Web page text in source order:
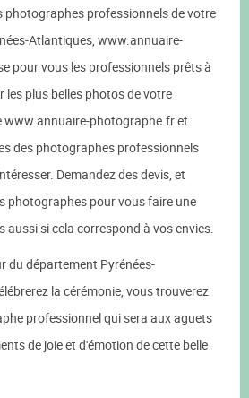
photographes professionnels de votre
Atlantiques, www.annuaire-
pour vous les professionnels prêts à
les plus belles photos de votre
www.annuaire-photographe.fr et
des photographes professionnels
Demandez des devis, et
photographes pour vous faire une
aussi si cela correspond à vos envies.
du département Pyrénées-
la cérémonie, vous trouverez
professionnel qui sera aux aguets
de joie et d'émotion de cette belle